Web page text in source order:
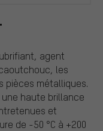
agent
les
pièces métalliques.
haute brillance
et
de -50 °C à +200